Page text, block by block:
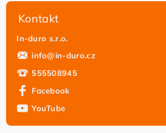
osobních údajů
Kontakt
In-duro s.r.o.
info@in-duro.cz
555508945
Facebook
YouTube